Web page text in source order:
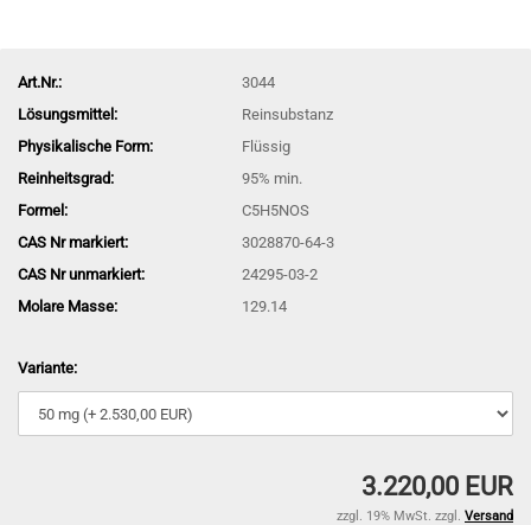
Art.Nr.:
3044
Lösungsmittel:
Reinsubstanz
Physikalische Form:
Flüssig
Reinheitsgrad:
95% min.
Formel:
C5H5NOS
CAS Nr markiert:
3028870-64-3
CAS Nr unmarkiert:
24295-03-2
Molare Masse:
129.14
Variante:
3.220,00 EUR
zzgl. 19% MwSt. zzgl. Versand